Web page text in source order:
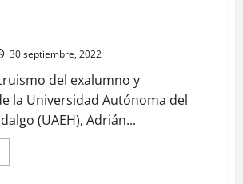
30 septiembre, 2022
del exalumno y
la Universidad Autónoma del
(UAEH), Adrián...